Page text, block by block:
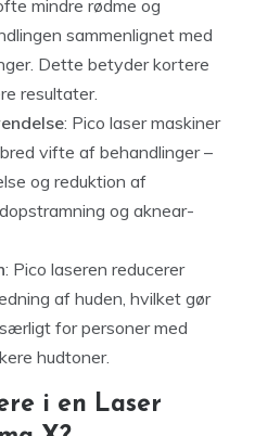
mindre rødme og
sammenlignet med
Dette betyder kortere
resultater.
: Pico laser maskiner
vifte af behandlinger –
og reduktion af
og aknear-
: Pico laseren reducerer
af huden, hvilket gør
for personer med
hudtoner.
i en Laser